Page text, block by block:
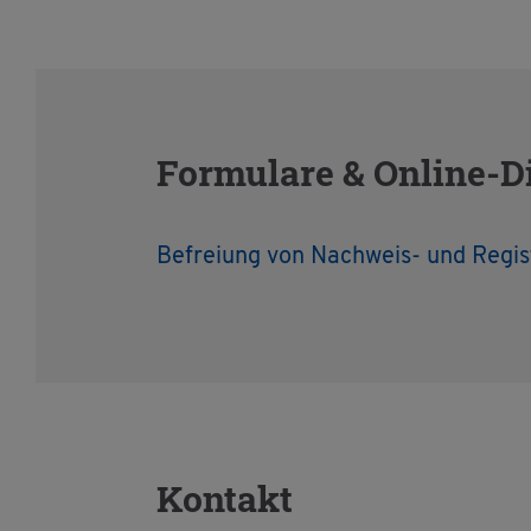
For­mu­la­re & On­line-
Be­frei­ung von Nach­weis- und
Kon­takt